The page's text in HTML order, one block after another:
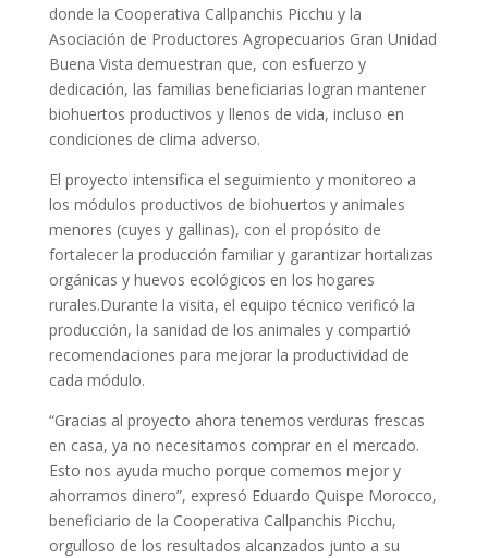
donde la Cooperativa Callpanchis Picchu y la
Asociación de Productores Agropecuarios Gran Unidad
Buena Vista demuestran que, con esfuerzo y
dedicación, las familias beneficiarias logran mantener
biohuertos productivos y llenos de vida, incluso en
condiciones de clima adverso.
El proyecto intensifica el seguimiento y monitoreo a
los módulos productivos de biohuertos y animales
menores (cuyes y gallinas), con el propósito de
fortalecer la producción familiar y garantizar hortalizas
orgánicas y huevos ecológicos en los hogares
rurales.Durante la visita, el equipo técnico verificó la
producción, la sanidad de los animales y compartió
recomendaciones para mejorar la productividad de
cada módulo.
“Gracias al proyecto ahora tenemos verduras frescas
en casa, ya no necesitamos comprar en el mercado.
Esto nos ayuda mucho porque comemos mejor y
ahorramos dinero”, expresó Eduardo Quispe Morocco,
beneficiario de la Cooperativa Callpanchis Picchu,
orgulloso de los resultados alcanzados junto a su